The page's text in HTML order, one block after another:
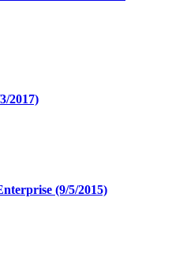
2017)
(9/5/2015)